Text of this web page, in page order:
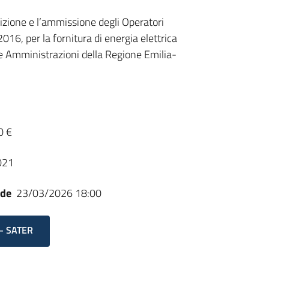
e l’ammissione degli Operatori
per la fornitura di energia elettrica
Amministrazioni della Regione Emilia-
€
23/03/2026 18:00
SATER